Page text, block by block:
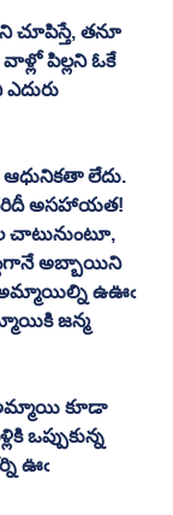
చూపిస్తే, తనూ
పిల్లని ఓకే
ఆధునికతా లేదు.
అసహాయత!
చాటునుంటూ,
అబ్బాయిని
అమ్మాయిల్ని ఉఊఁ
జన్మ
అమ్మాయి కూడా
ఒప్పుకున్న
ఊఁ